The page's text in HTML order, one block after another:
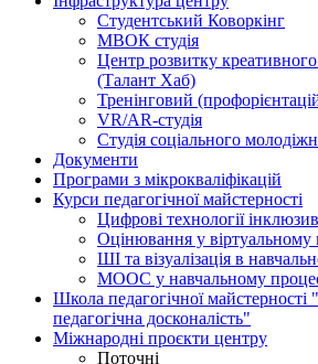
Студентський Коворкінг
МВОК студія
Центр розвитку
(Талант Хаб)
Тренінговий
VR/AR-студія
Студія соціального
Документи
Програми з мікрокваліфікацій
Курси педагогічної майстерності
Цифрові технології
Оцінювання у віртуальному
ШІ та візуалізація в
MOOC у навчальному
Школа педагогічної майстерності
педагогічна досконалість"
Міжнародні проєкти центру
Поточні